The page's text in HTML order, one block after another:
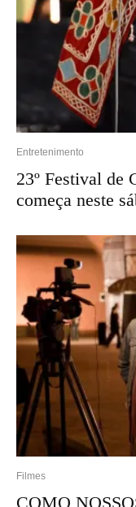
Entretenimento
23º Festival de
começa neste
Filmes
COMO